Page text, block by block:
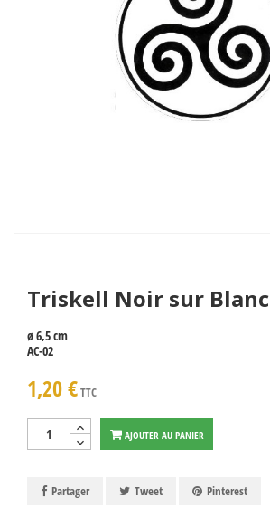
Triskell Noir sur Blanc
ø 6,5 cm
AC-02
1,20 €TTC
AJOUTER AU PANIER
Partager Tweet Pinterest